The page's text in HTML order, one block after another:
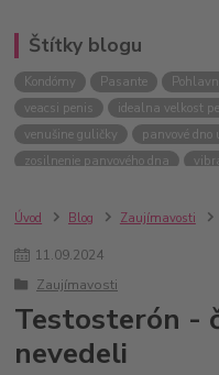
Štítky blogu
Kondómy Pasante
veacsi penis
idealna velkost
venušine guličky
panvové dno
zosilnenie panvového dna
Úvod Blog Zaujímavosti
11.09.2024
Zaujímavosti
Testosterón -
nevedeli